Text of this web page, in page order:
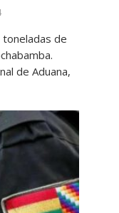
toneladas de
de Aduana,